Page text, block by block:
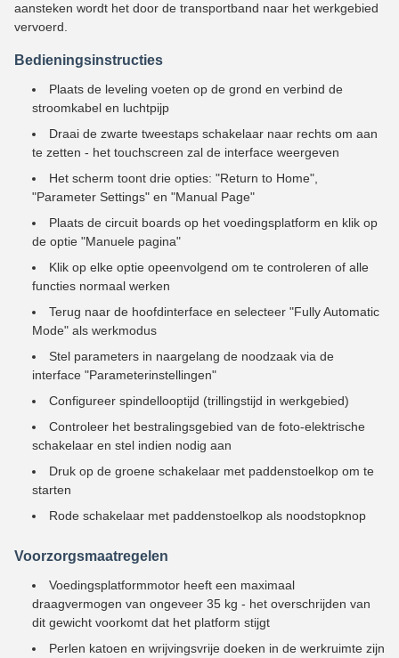
aansteken wordt het door de transportband naar het werkgebied
vervoerd.
Bedieningsinstructies
Plaats de leveling voeten op de grond en verbind de
stroomkabel en luchtpijp
Draai de zwarte tweestaps schakelaar naar rechts om aan
te zetten - het touchscreen zal de interface weergeven
Het scherm toont drie opties: "Return to Home",
"Parameter Settings" en "Manual Page"
Plaats de circuit boards op het voedingsplatform en klik op
de optie "Manuele pagina"
Klik op elke optie opeenvolgend om te controleren of alle
functies normaal werken
Terug naar de hoofdinterface en selecteer "Fully Automatic
Mode" als werkmodus
Stel parameters in naargelang de noodzaak via de
interface "Parameterinstellingen"
Configureer spindellooptijd (trillingstijd in werkgebied)
Controleer het bestralingsgebied van de foto-elektrische
schakelaar en stel indien nodig aan
Druk op de groene schakelaar met paddenstoelkop om te
starten
Rode schakelaar met paddenstoelkop als noodstopknop
Voorzorgsmaatregelen
Voedingsplatformmotor heeft een maximaal
draagvermogen van ongeveer 35 kg - het overschrijden van
dit gewicht voorkomt dat het platform stijgt
Perlen katoen en wrijvingsvrije doeken in de werkruimte zijn